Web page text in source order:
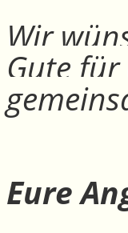
Wir
Gute
Eure